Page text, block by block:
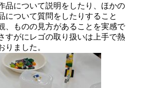
品について説明をしたり、ほかの
について質問をしたりすること
、ものの見方があることを実感で
すがにレゴの取り扱いは上手で熱
りました。